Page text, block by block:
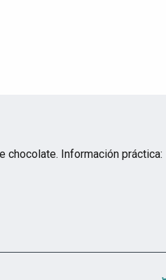
chocolate. Información práctica: